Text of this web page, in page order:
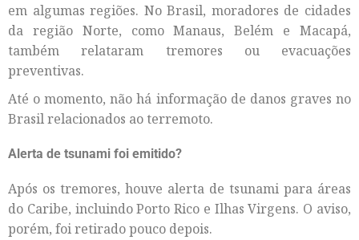
em algumas regiões. No Brasil, moradores de cidades
da região Norte, como Manaus, Belém e Macapá,
também relataram tremores ou evacuações
preventivas.
Até o momento, não há informação de danos graves no
Brasil relacionados ao terremoto.
Alerta de tsunami foi emitido?
Após os tremores, houve alerta de tsunami para áreas
do Caribe, incluindo Porto Rico e Ilhas Virgens. O aviso,
porém, foi retirado pouco depois.